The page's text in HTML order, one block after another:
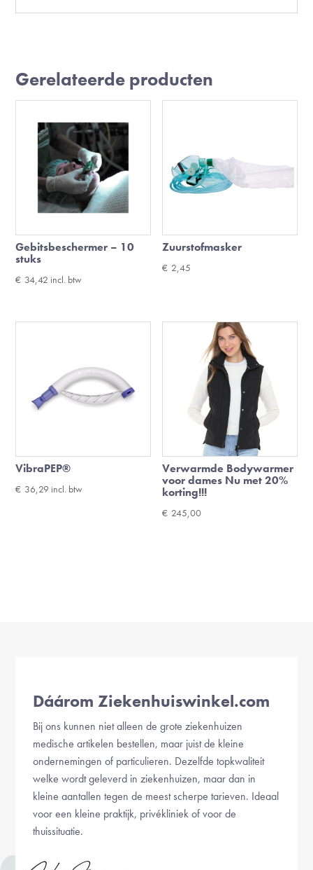
Gerelateerde producten
Gebitsbeschermer – 10
stuks
€ 34,42 incl. btw
Zuurstofmasker
€ 2,45
VibraPEP®
€ 36,29 incl. btw
Verwarmde Bodywarmer
voor dames Nu met 20%
korting!!!
€ 245,00
Dáárom Ziekenhuiswinkel.com
Bij ons kunnen niet alleen de grote ziekenhuizen
medische artikelen bestellen, maar juist de kleine
ondernemingen of particulieren. Dezelfde topkwaliteit
welke wordt geleverd in ziekenhuizen, maar dan in
kleine aantallen tegen de meest scherpe tarieven. Ideaal
voor een kleine praktijk, privékliniek of voor de
thuissituatie.